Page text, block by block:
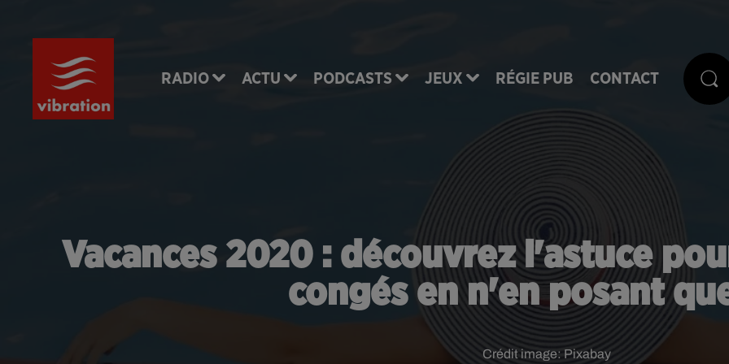
RADIO ACTU PODCASTS JEUX RÉGIE PUB CONTACT
Vacances 2020 : découvrez l'astuce
congés en n'en posant
Crédit image: Pixabay